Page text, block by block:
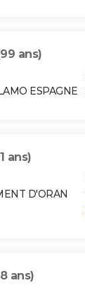
ans)
ESPAGNE
ans)
D'ORAN
ans)